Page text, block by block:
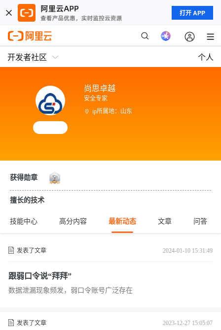
打开 APP
开发者社区 个人
尚思卓越
安全专家
ip所属地：山东
获得勋章
擅长的技术
技能中心 高分内容 最新动态 文章 问答
发表了文章 2024-01-10 15:31:49
跟弱口令说“拜拜”
数据泄漏现象频发，弱口令账号广泛存在
发表了文章 2023-12-27 15:05:07